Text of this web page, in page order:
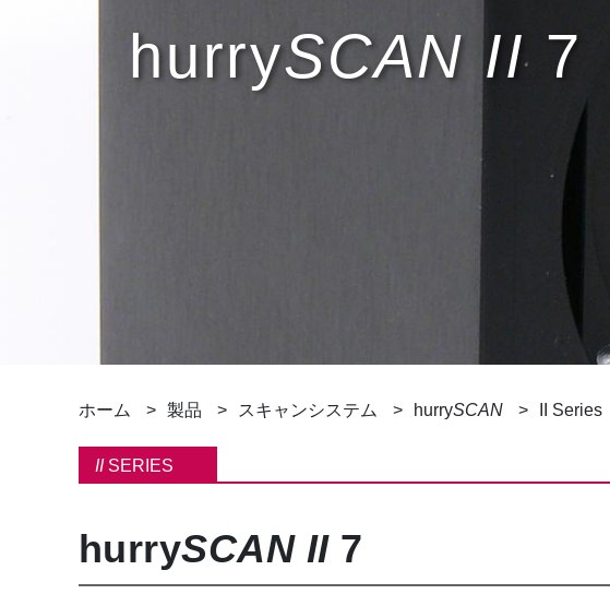
hurrySCAN II7
パ
ン
ず
ホーム 製品 スキャンシステム hurrySCAN II Series
IISERIES
hurrySCAN II7